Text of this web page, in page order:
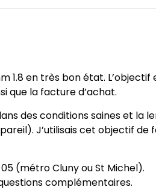
1.8 en très bon état.
que la facture d’achat.
des conditions saines et la
J’utilisais cet objectif
(métro Cluny ou St Michel).
complémentaires.